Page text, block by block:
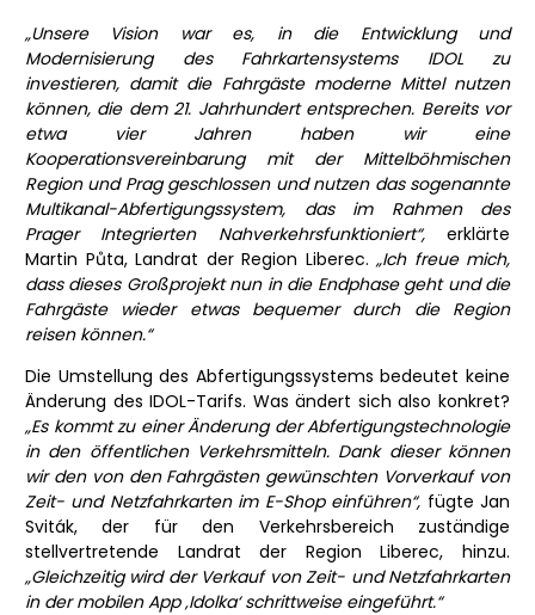
„Unsere Vision war es, in die Entwicklung und
Modernisierung des Fahrkartensystems IDOL zu
investieren, damit die Fahrgäste moderne Mittel nutzen
können, die dem 21. Jahrhundert entsprechen. Bereits vor
etwa vier Jahren haben wir eine
Kooperationsvereinbarung mit der Mittelböhmischen
Region und Prag geschlossen und nutzen das sogenannte
Multikanal-Abfertigungssystem, das im Rahmen des
Prager Integrierten Nahverkehrsfunktioniert“,erklärte
Martin Půta, Landrat der Region Liberec. „Ich freue mich,
dass dieses Großprojekt nun in die Endphase geht und die
Fahrgäste wieder etwas bequemer durch die Region
reisen können.“
Die Umstellung des Abfertigungssystems bedeutet keine
Änderung des IDOL-Tarifs. Was ändert sich also konkret?
„Es kommt zu einer Änderung der Abfertigungstechnologie
in den öffentlichen Verkehrsmitteln. Dank dieser können
wir den von den Fahrgästen gewünschten Vorverkauf von
Zeit- und Netzfahrkarten im E-Shop einführen“, fügte Jan
Sviták, der für den Verkehrsbereich zuständige
stellvertretende Landrat der Region Liberec, hinzu.
„Gleichzeitig wird der Verkauf von Zeit- und Netzfahrkarten
in der mobilen App ‚Idolka‘ schrittweise eingeführt.“